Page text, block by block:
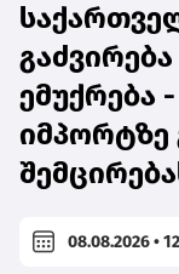
ემუქრება
იმპორტზე
08.08.2026 •